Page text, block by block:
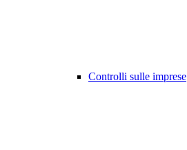
Controlli sulle imprese